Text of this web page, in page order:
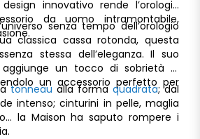
innovativo rende l’orologio
da uomo intramontabile,
senza tempo dell’orologio
classica cassa rotonda, questa
stessa dell’eleganza. Il suo
aggiunge un tocco di sobrietà al
un accessorio perfetto per
tonneau alla forma quadrata; dal
intenso; cinturini in pelle, maglia
la Maison ha saputo rompere i